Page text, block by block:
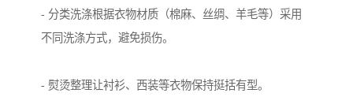
- 分类洗涤根据衣物材质（棉麻、丝绸、羊毛等）采用
不同洗涤方式，避免损伤。
- 熨烫整理让衬衫、西装等衣物保持挺括有型。